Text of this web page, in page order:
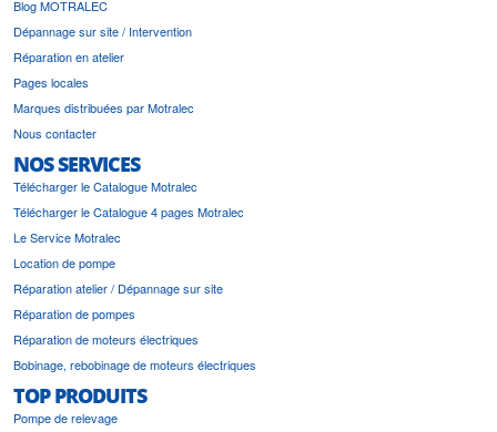
Blog MOTRALEC
Dépannage sur site / Intervention
Réparation en atelier
Pages locales
Marques distribuées par Motralec
Nous contacter
NOS SERVICES
Télécharger le Catalogue Motralec
Télécharger le Catalogue 4 pages Motralec
Le Service Motralec
Location de pompe
Réparation atelier / Dépannage sur site
Réparation de pompes
Réparation de moteurs électriques
Bobinage, rebobinage de moteurs électriques
TOP PRODUITS
Pompe de relevage